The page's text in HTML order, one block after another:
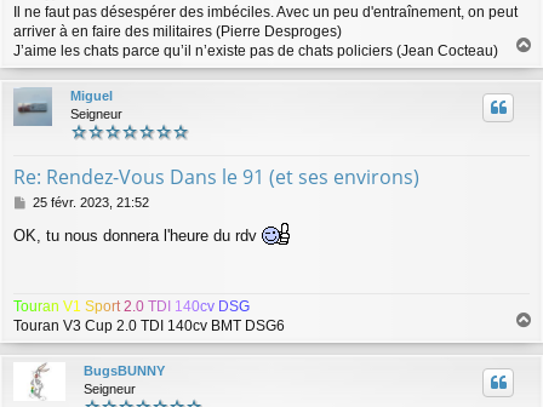
Il ne faut pas désespérer des imbéciles. Avec un peu d'entraînement, on peut
arriver à en faire des militaires (Pierre Desproges)
J’aime les chats parce qu’il n’existe pas de chats policiers (Jean Cocteau)
u
Miguel
Seigneur
Re: Rendez-Vous Dans le 91 (et ses environs)
M
s
e
25 févr. 2023, 21:52
OK, tu nous donnera l'heure du rdv
Touran V1 Sport 2.0 TD 140cv DSG
Touran V3 Cup 2.0 TDI 140cv BMT DSG6
a
u
BugsBUNNY
Seigneur